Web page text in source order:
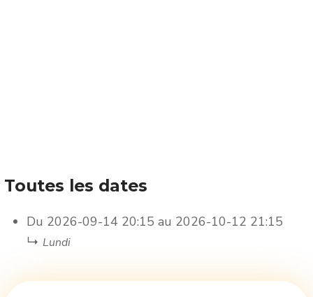
Toutes les dates
Du 2026-09-14 20:15 au 2026-10-12 21:15
↳Lundi